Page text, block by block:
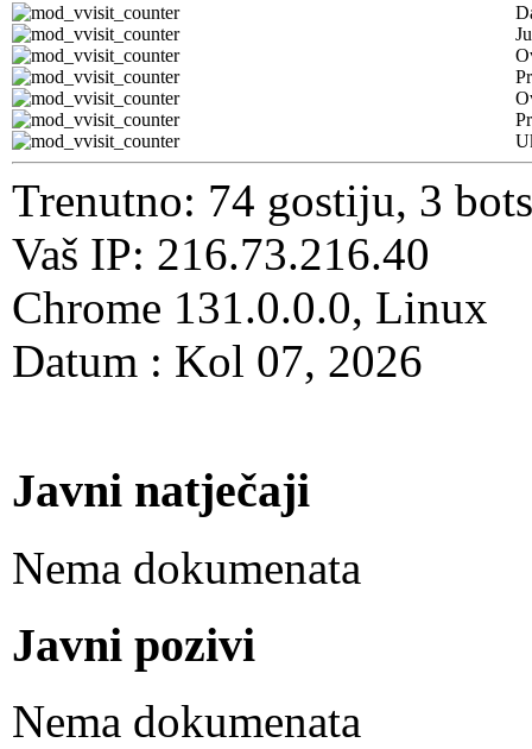
Trenutno: 74 gostiju, 3
Vaš IP: 216.73.216.40
Chrome 131.0.0.0, Linux
Datum : Kol 07, 2026
Javni natječaji
Nema dokumenata
Javni pozivi
Nema dokumenata